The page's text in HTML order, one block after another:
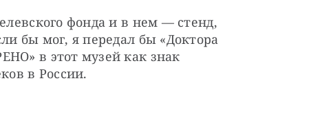
фонда и в нем — стенд,
бы мог, я передал бы «Доктора
в этот музей как знак
в России.